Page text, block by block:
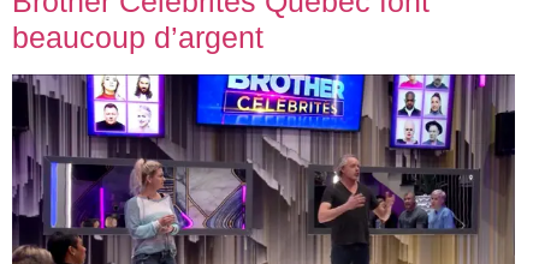
beaucoup d’argent